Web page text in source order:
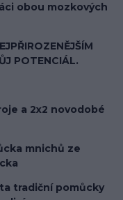
obou mozkových
POTENCIÁL.
a 2x2 novodobé
mnichů ze
tradiční pomůcky